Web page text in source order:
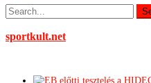
sportkult.net